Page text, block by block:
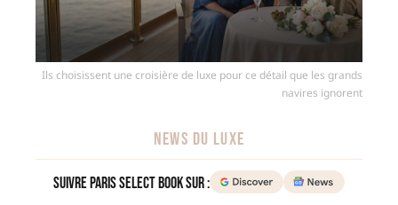
Ils choisissent une croisière de luxe pour ce détail que les grands
navires ignorent
NEWS DU LUXE
Suivre Paris Select Book sur :